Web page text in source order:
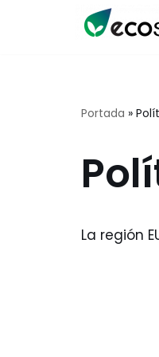
Portada »
La región